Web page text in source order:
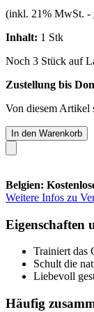
(inkl. 21% MwSt. -
Inhalt: 1 Stk
Noch 3 Stück auf
Zustellung bis
Von diesem Artikel
In den Warenkorb
Belgien:
Weitere Infos zu
Eigenschaften
Trainiert das
Schult die
Liebevoll
Häufig